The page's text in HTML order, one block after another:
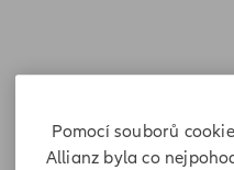
Druhy
Pomocí souborů
Allianz byla co